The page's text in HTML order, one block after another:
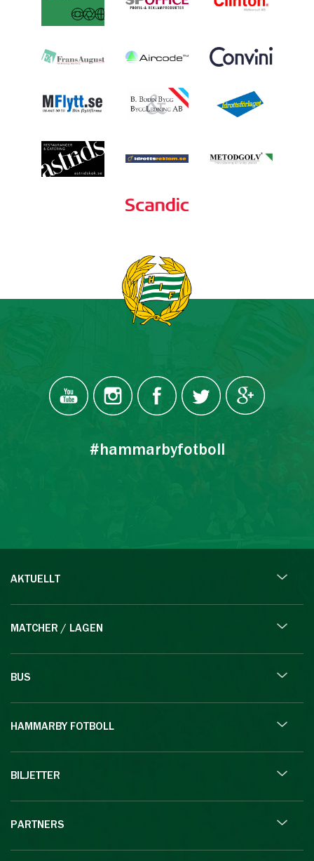
#hammarbyfotboll
AKTUELLT
MATCHER / LAGEN
BUS
HAMMARBY FOTBOLL
BILJETTER
PARTNERS